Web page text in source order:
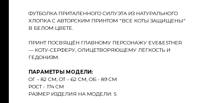
ФУТБОЛКА ПРИТАЛЕННОГО СИЛУЭТА ИЗ НАТУРАЛЬНОГО
ХЛОПКА С АВТОРСКИМ ПРИНТОМ "ВСЕ КОТЫ ЗАЩИЩЕНЫ"
В БЕЛОМ ЦВЕТЕ.
ПРИНТ ПОСВЯЩЁН ГЛАВНОМУ ПЕРСОНАЖУ EVE&ESTHER
— КОТУ-СЕРФЕРУ, ОЛИЦЕТВОРЯЮЩЕМУ ЛЁГКОСТЬ И
ГЕДОНИЗМ.
ПАРАМЕТРЫ МОДЕЛИ:
ОГ – 82 СМ, ОТ – 62 СМ, ОБ - 89 СМ
РОСТ - 174 СМ
РАЗМЕР ИЗДЕЛИЯ НА МОДЕЛИ: S